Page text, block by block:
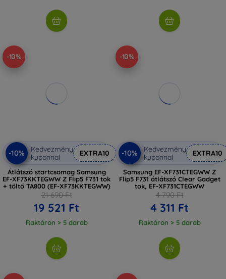
-10%
-10%
Kedvezmény
kuponnal
EXTRA10
Átlátszó startcsomag Samsung
EF-XF73KKTEGWW Z Flip5 F731 tok
+ töltő TA800 (EF-XF73KKTEGWW)
21 690 Ft
19 521 Ft
Raktáron > 5 darab
-10%
-10%
Kedvezmény
kuponnal
EXTRA10
Samsung EF-XF731CTEGWW Z
Flip5 F731 átlátszó Clear Gadget
tok, EF-XF731CTEGWW
4 790 Ft
4 311 Ft
Raktáron > 5 darab